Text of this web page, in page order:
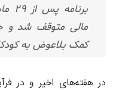
مالی متوقف شد و
کمک بلاعوض به